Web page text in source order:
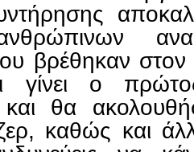
βρέθηκαν
γίνει ο
και θα
καθώς και